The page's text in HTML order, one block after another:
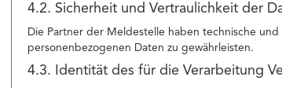
4.2. Sicherheit und Vertraulichkeit der
Die Partner der Meldestelle haben technische
personenbezogenen Daten zu gewährleisten.
4.3. Identität des für die Verarbeitung